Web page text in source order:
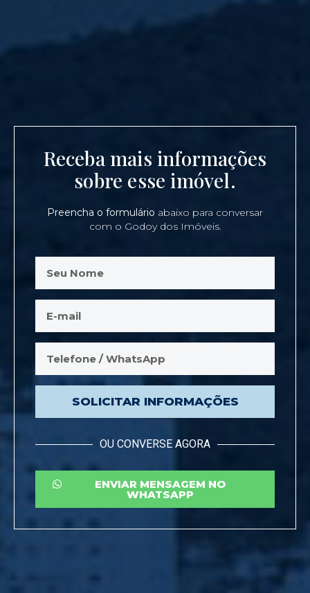
Receba mais informações
sobre esse imóvel.
Preencha o formulário abaixo para conversar
com o Godoy dos Imóveis.
SOLICITAR INFORMAÇÕES
OU CONVERSE AGORA
ENVIAR MENSAGEM NO
WHATSAPP